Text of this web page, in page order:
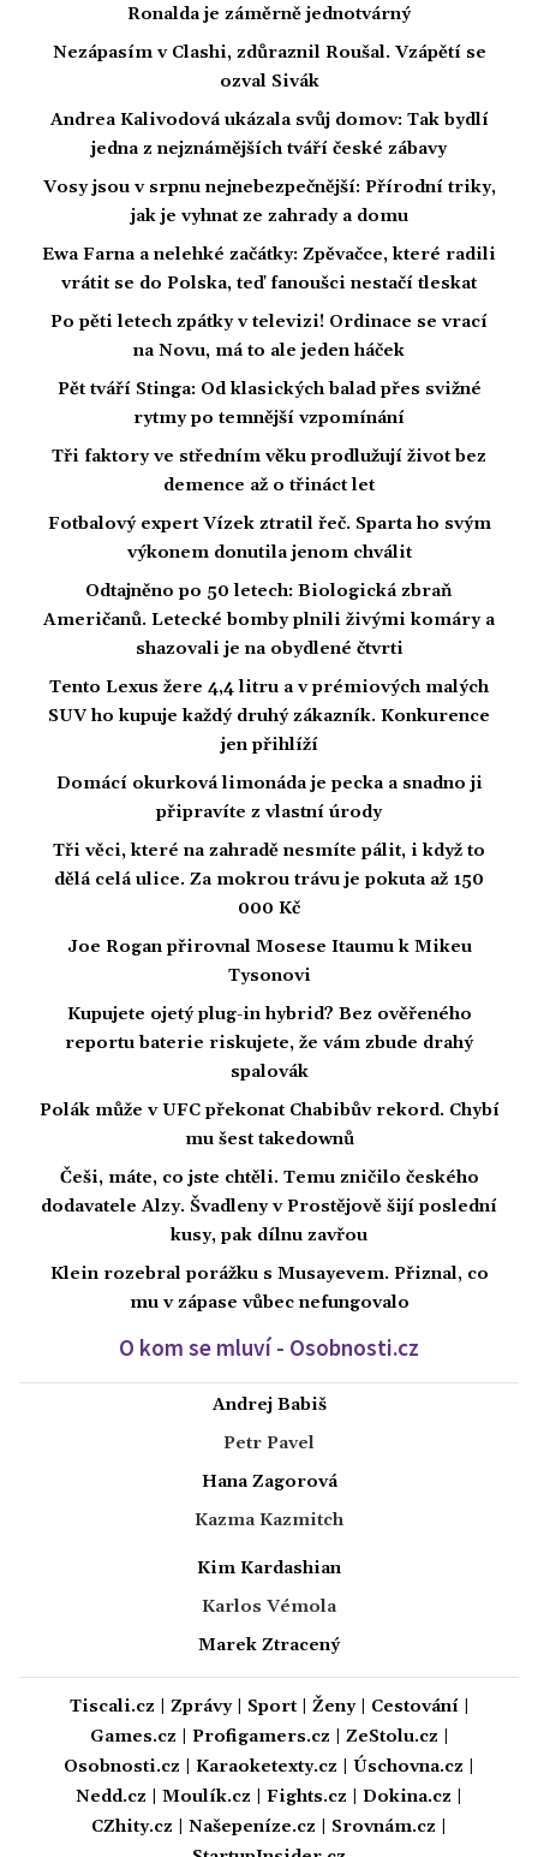
Ronalda je záměrně jednotvárný
Nezápasím v Clashi, zdůraznil Roušal. Vzápětí se
ozval Sivák
Andrea Kalivodová ukázala svůj domov: Tak bydlí
jedna z nejznámějších tváří české zábavy
Vosy jsou v srpnu nejnebezpečnější: Přírodní triky,
jak je vyhnat ze zahrady a domu
Ewa Farna a nelehké začátky: Zpěvačce, které radili
vrátit se do Polska, teď fanoušci nestačí tleskat
Po pěti letech zpátky v televizi! Ordinace se vrací
na Novu, má to ale jeden háček
Pět tváří Stinga: Od klasických balad přes svižné
rytmy po temnější vzpomínání
Tři faktory ve středním věku prodlužují život bez
demence až o třináct let
Fotbalový expert Vízek ztratil řeč. Sparta ho svým
výkonem donutila jenom chválit
Odtajněno po 50 letech: Biologická zbraň
Američanů. Letecké bomby plnili živými komáry a
shazovali je na obydlené čtvrti
Tento Lexus žere 4,4 litru a v prémiových malých
SUV ho kupuje každý druhý zákazník. Konkurence
jen přihlíží
Domácí okurková limonáda je pecka a snadno ji
připravíte z vlastní úrody
Tři věci, které na zahradě nesmíte pálit, i když to
dělá celá ulice. Za mokrou trávu je pokuta až 150
000 Kč
Joe Rogan přirovnal Mosese Itaumu k Mikeu
Tysonovi
Kupujete ojetý plug-in hybrid? Bez ověřeného
reportu baterie riskujete, že vám zbude drahý
spalovák
Polák může v UFC překonat Chabibův rekord. Chybí
mu šest takedownů
Češi, máte, co jste chtěli. Temu zničilo českého
dodavatele Alzy. Švadleny v Prostějově šijí poslední
kusy, pak dílnu zavřou
Klein rozebral porážku s Musayevem. Přiznal, co
mu v zápase vůbec nefungovalo
O kom se mluví - Osobnosti.cz
Andrej Babiš
Petr Pavel
Hana Zagorová
Kazma Kazmitch
Kim Kardashian
Karlos Vémola
Marek Ztracený
Tiscali.cz Zprávy| Sport| Ženy| Cestování|
Games.cz
Profigamers.cz ZeStolu.cz
Osobnosti.cz
Karaoketexty.cz Úschovna.cz
Nedd.cz
Moulík.cz Fights.cz Dokina.cz
CZhity.cz
Našepeníze.cz Srovnám.cz